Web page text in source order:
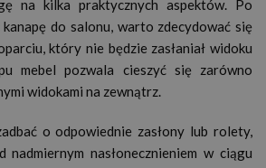
na kilka praktycznych aspektów. Po
do salonu, warto zdecydować się
który nie będzie zasłaniał widoku
mebel pozwala cieszyć się zarówno
widokami na zewnątrz.
o odpowiednie zasłony lub rolety,
nasłonecznieniem w ciągu